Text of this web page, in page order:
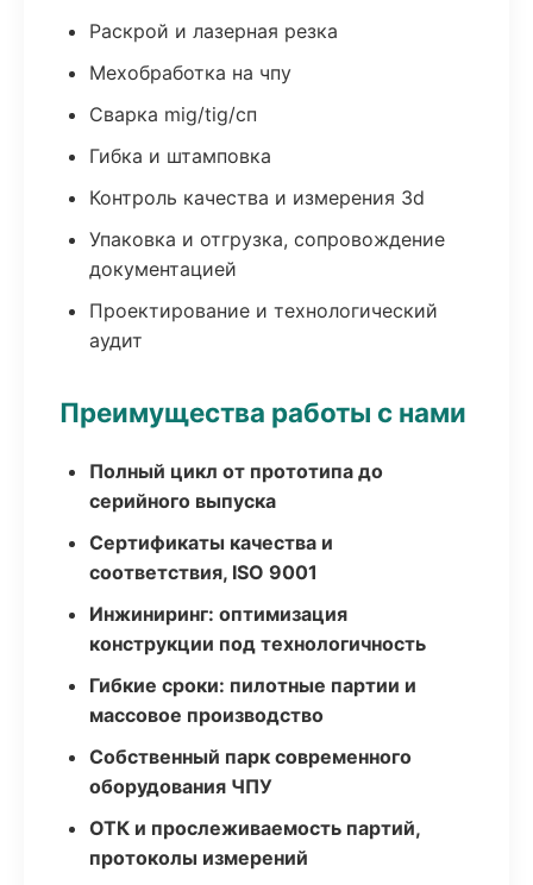
Раскрой и лазерная резка
Мехобработка на чпу
Сварка mig/tig/сп
Гибка и штамповка
Контроль качества и измерения 3d
Упаковка и отгрузка, сопровождение
документацией
Проектирование и технологический
аудит
Преимущества работы с нами
Полный цикл от прототипа до
серийного выпуска
Сертификаты качества и
соответствия, ISO 9001
Инжиниринг: оптимизация
конструкции под технологичность
Гибкие сроки: пилотные партии и
массовое производство
Собственный парк современного
оборудования ЧПУ
ОТК и прослеживаемость партий,
протоколы измерений